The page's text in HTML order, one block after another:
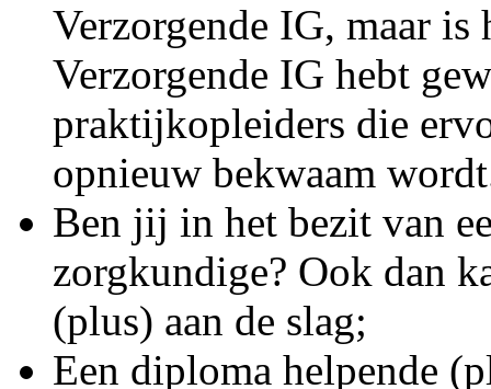
Verzorgende IG, maar is
Verzorgende IG hebt
praktijkopleiders die
opnieuw bekwaam
Ben jij in het bezit van
zorgkundige? Ook dan
(plus) aan de slag;
Een diploma helpende